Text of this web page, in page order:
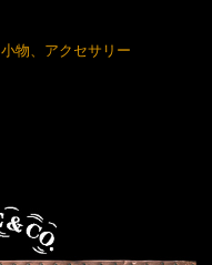
小物、アクセサリー